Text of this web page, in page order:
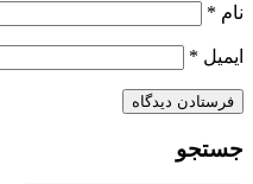
نام *
ایمیل *
جستجو